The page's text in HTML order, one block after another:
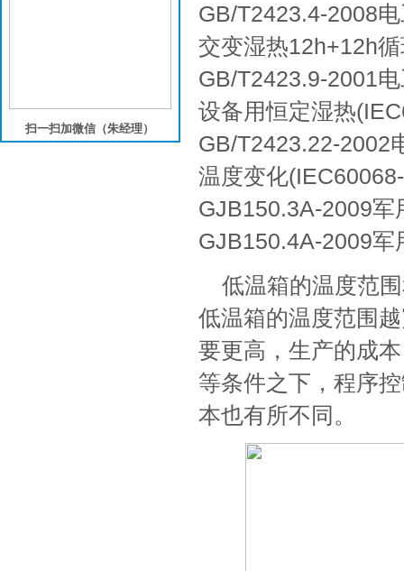
GB/T2423.4-2008
交变湿热12h+12h
GB/T2423.9-2001
设备用恒定湿热
GB/T2423.22-2002
温度变化
GJB150.3A-2009军
GJB150.4A-2009军
低温箱的温度范
低温箱的温度范围
要更高，生产的成
等条件之下，程序
本也有所不同。
扫一扫加微信（朱经理）